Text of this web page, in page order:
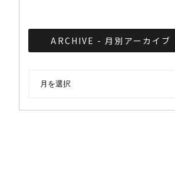
ARCHIVE - 月別アーカイブ